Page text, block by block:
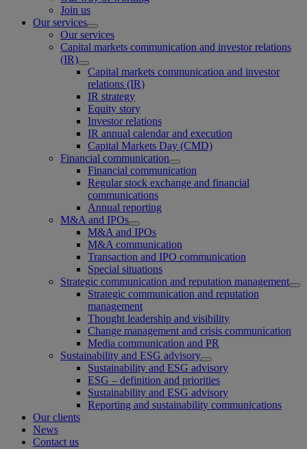
Join us
Our services
Our services
Capital markets communication and investor relations
(IR)
Capital markets communication and investor
relations (IR)
IR strategy
Equity story
Investor relations
IR annual calendar and execution
Capital Markets Day (CMD)
Financial communication
Financial communication
Regular stock exchange and financial
communications
Annual reporting
M&A and IPOs
M&A and IPOs
M&A communication
Transaction and IPO communication
Special situations
Strategic communication and reputation management
Strategic communication and reputation
management
Thought leadership and visibility
Change management and crisis communication
Media communication and PR
Sustainability and ESG advisory
Sustainability and ESG advisory
ESG – definition and priorities
Sustainability and ESG advisory
Reporting and sustainability communications
Our clients
News
Contact us